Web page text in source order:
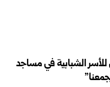
للأسر الشبابية في مساجد